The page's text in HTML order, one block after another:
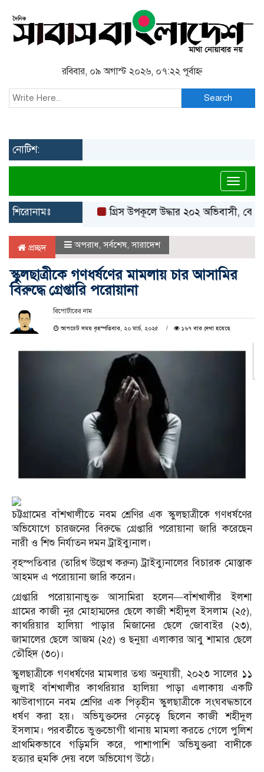
রবিবার, ০৯ অগাস্ট ২০২৬, ০৭:২২ পূর্বাহ্ন
Search
নোটিশ:
শিরোনামঃ গ্রিস উপকূলে উদ্ধার ২০২ অভিবাসী,
প্রচ্ছদ অপরাধ,সর্বশেষ,সারাদেশ
স্কুলছাত্রীকে গণধর্ষণের মামলায় চার আসামির
বিরুদ্ধে গ্রেপ্তারি পরোয়ানা
রিপোর্টারের নাম
আপডেট সময় বৃহস্পতিবার, ২০ মার্চ, ২০২৫ ১৬৭ বার দেখা হয়েছে
চট্টগ্রামের বাঁশখালীতে নবম শ্রেণির এক স্কুলছাত্রীকে গণধর্ষণের
অভিযোগে চারজনের বিরুদ্ধে গ্রেপ্তারি পরোয়ানা জারি করেছেন
নারী ও শিশু নির্যাতন দমন ট্রাইব্যুনাল।
বৃহস্পতিবার (তারিখ উল্লেখ করুন) ট্রাইব্যুনালের বিচারক মোস্তাক
আহমদ এ পরোয়ানা জারি করেন।
গ্রেপ্তারি পরোয়ানাভুক্ত আসামিরা হলেন—বাঁশখালীর ইলশা
গ্রামের কাজী নুর মোহাম্মদের ছেলে কাজী শহীদুল ইসলাম (২৫),
কাথরিয়ার হালিয়া পাড়ার মিজানের ছেলে জোবাইর (২৩),
জামালের ছেলে আজম (২৫) ও ছনুয়া এলাকার আবু শামার ছেলে
তৌহিদ (৩০)।
স্কুলছাত্রীকে গণধর্ষণের মামলার তথ্য অনুযায়ী, ২০২৩ সালের ১১
জুলাই বাঁশখালীর কাথরিয়ার হালিয়া পাড়া এলাকায় একটি
ঝাউবাগানে নবম শ্রেণির এক পিতৃহীন স্কুলছাত্রীকে সংঘবদ্ধভাবে
ধর্ষণ করা হয়। অভিযুক্তদের নেতৃত্বে ছিলেন কাজী শহীদুল
ইসলাম। পরবর্তীতে ভুক্তভোগী থানায় মামলা করতে গেলে পুলিশ
প্রাথমিকভাবে গড়িমসি করে, পাশাপাশি অভিযুক্তরা বাদীকে
হত্যার হুমকি দেয় বলে অভিযোগ উঠে।